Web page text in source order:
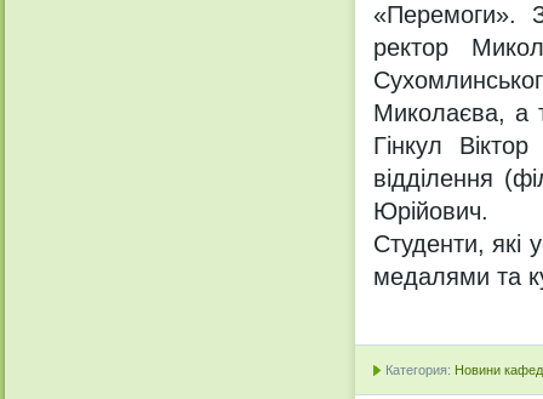
«Перемоги».
ректор
Миколаєва, а
Гінкул
відділення
Юрійович.
Студенти,
медалями та
Категория: Новини